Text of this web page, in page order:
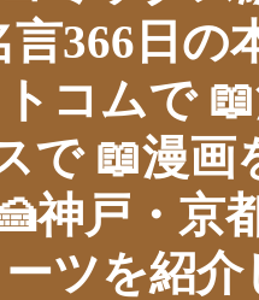
言366日の
コムで
で 📖漫画
神戸・京
ツを紹介